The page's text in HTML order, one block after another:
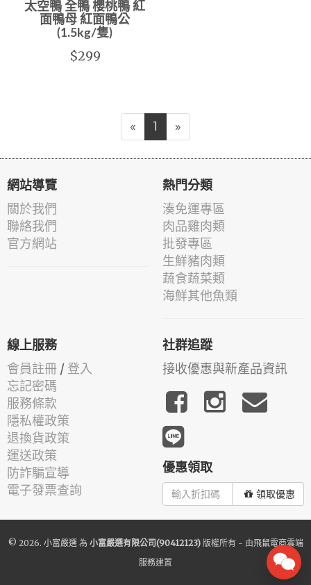
太空鴨 全鴨 櫻桃鴨 紅
面鴨母 紅面鴨公
(1.5kg/隻)
$299
« 1 »
網站導覽
關於我們
聯絡我們
官方網站
熱門分類
湊免運專區
肉品雞肉類
批發專區
生鮮豬肉類
蔬食蔬菜類
海鮮其他魚類
線上服務
會員註冊 / 登入
忘記密碼
服務條款
隱私權政策
退換貨政策
運送政策
防詐騙宣導
電子發票查詢
社群追蹤
接收優惠與新產品資訊
優惠領取
領取優惠
© 2026. 小富嚴選為 小富嚴選有限公司(90412123)版權所有 - 由飛鼠電商雲端
服務建置